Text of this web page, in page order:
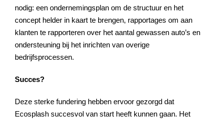
nodig: een ondernemingsplan om de structuur en het
concept helder in kaart te brengen, rapportages om aan
klanten te rapporteren over het aantal gewassen auto’s en
ondersteuning bij het inrichten van overige
bedrijfsprocessen.
Succes?
Deze sterke fundering hebben ervoor gezorgd dat
Ecosplash succesvol van start heeft kunnen gaan. Het